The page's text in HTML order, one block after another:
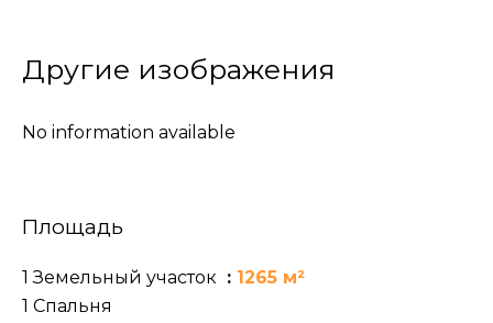
Другие изображения
No information available
Площадь
1 Земельный участок
1265 м²
1 Спальня